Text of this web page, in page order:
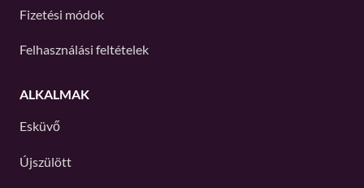
Fizetési módok
Felhasználási feltételek
ALKALMAK
Esküvő
Újszülött